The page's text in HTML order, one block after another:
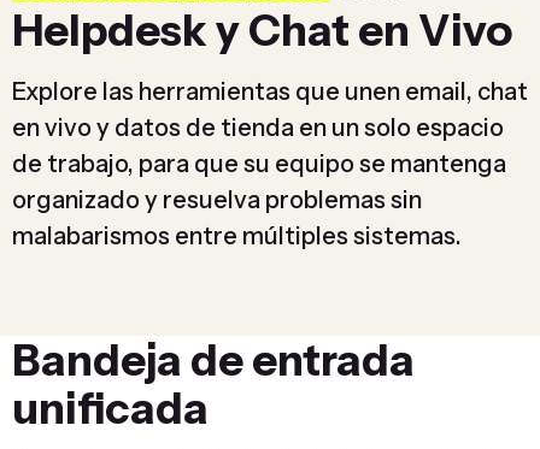
Helpdesk y Chat en Vivo
Explore las herramientas que unen email, chat
en vivo y datos de tienda en un solo espacio
de trabajo, para que su equipo se mantenga
organizado y resuelva problemas sin
malabarismos entre múltiples sistemas.
Bandeja de entrada
unificada